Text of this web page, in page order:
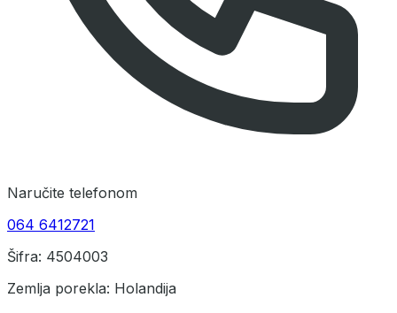
Naručite telefonom
064 6412721
Šifra: 4504003
Zemlja porekla: Holandija